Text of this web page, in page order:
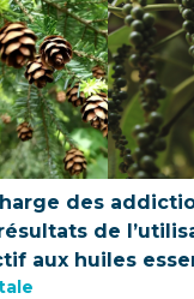
des
de
aux huiles